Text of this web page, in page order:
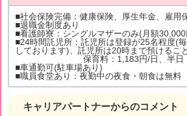
キャリアパートナーからのコメント
■社会保険完備：健康保険、厚生年金、雇用
■退職金制度あり
■看護師寮：シングルマザーのみ(月額
■24時間託児所：託児所は登録が25名程度(
しております)、託児所は20時まで預けるこ
保育料：1,183円/日、半日：
■車通勤可(駐車場あり)
■職員食堂あり：夜勤中の夜食・朝食は無料